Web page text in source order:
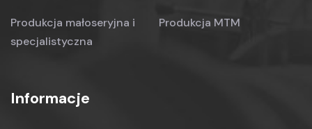
Produkcja małoseryjna i
specjalistyczna
Produkcja MTM
Informacje